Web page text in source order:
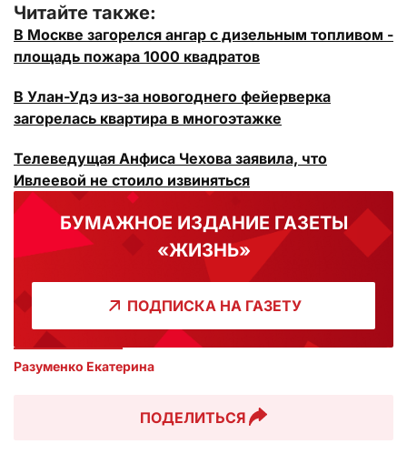
Читайте также:
В Москве загорелся ангар с дизельным топливом -
площадь пожара 1000 квадратов
В Улан-Удэ из-за новогоднего фейерверка
загорелась квартира в многоэтажке
Телеведущая Анфиса Чехова заявила, что
Ивлеевой не стоило извиняться
БУМАЖНОЕ ИЗДАНИЕ ГАЗЕТЫ
«ЖИЗНЬ»
ПОДПИСКА НА ГАЗЕТУ
Разуменко Екатерина
ПОДЕЛИТЬСЯ